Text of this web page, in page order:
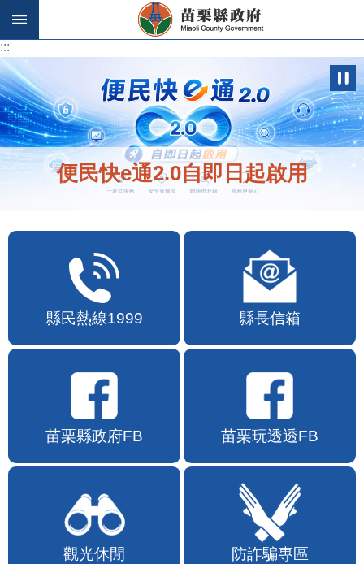
跳到主要內容區塊
:::
:::
便民快e通2.0自即日起啟用
縣民熱線1999 縣長信箱
苗栗縣政府FB 苗栗玩透透FB
觀光休閒 防詐騙專區